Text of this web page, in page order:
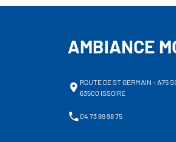
AMBIANCE
ROUTE DE ST GERMAIN - A75
63500 ISSOIRE
04 73 89 98 75